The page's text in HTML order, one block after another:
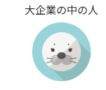
大企業の中の人